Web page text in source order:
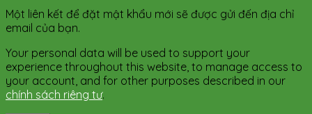
Một liên kết để đặt mật khẩu mới sẽ được gửi đến địa chỉ
email của bạn.
Your personal data will be used to support your
experience throughout this website, to manage access to
your account, and for other purposes described in our
chính sách riêng tư.